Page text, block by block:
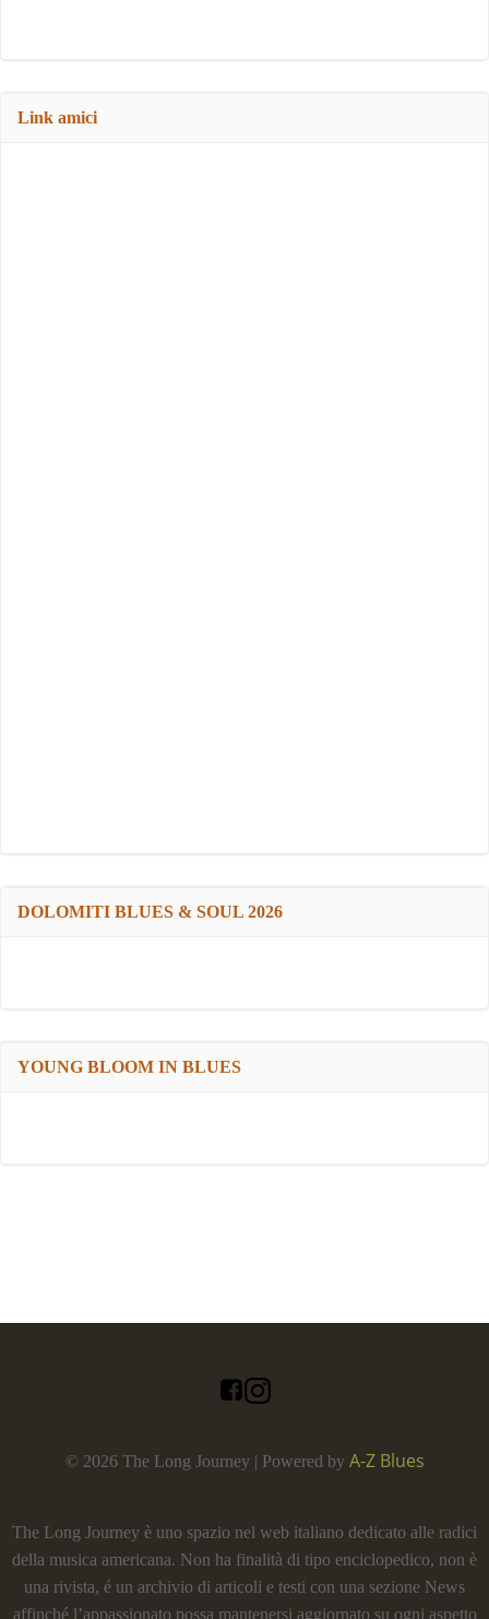
Link amici
DOLOMITI BLUES & SOUL 2026
YOUNG BLOOM IN BLUES
© 2026 The Long Journey | Powered by A-Z Blues
The Long Journey è uno spazio nel web italiano dedicato alle radici
della musica americana. Non ha finalità di tipo enciclopedico, non è
una rivista, é un archivio di articoli e testi con una sezione News
affinché l’appassionato possa mantenersi aggiornato su ogni aspetto